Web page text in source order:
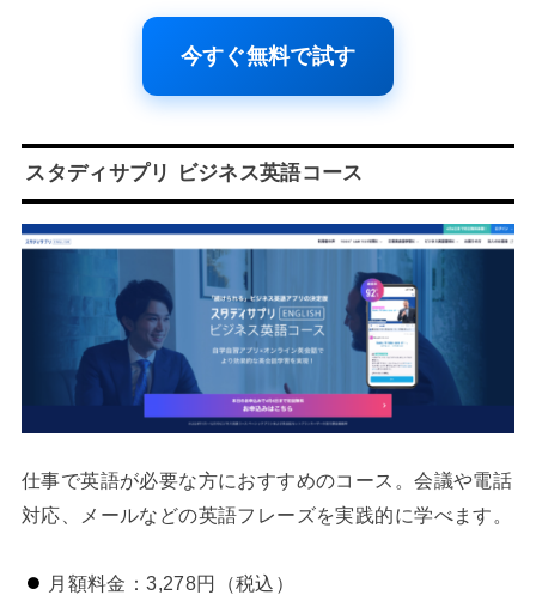
今すぐ無料で試す
スタディサプリ ビジネス英語コース
仕事で英語が必要な方におすすめのコース。会議や電話
対応、メールなどの英語フレーズを実践的に学べます。
月額料金：3,278円（税込）